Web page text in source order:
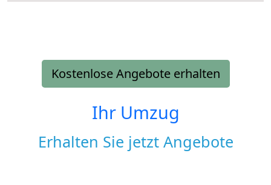
Kostenlose Angebote erhalten
Ihr Umzug
Erhalten Sie jetzt Angebote